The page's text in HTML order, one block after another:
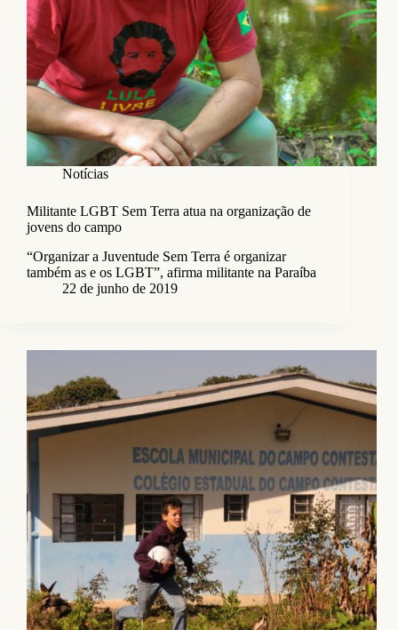
Notícias
Militante LGBT Sem Terra atua na organização de
jovens do campo
“Organizar a Juventude Sem Terra é organizar
também as e os LGBT”, afirma militante na Paraíba
22 de junho de 2019